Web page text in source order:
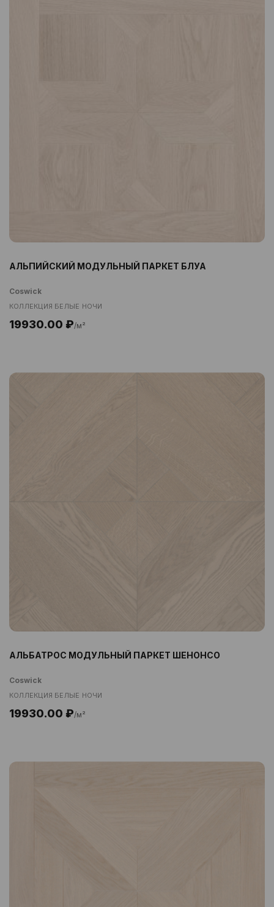
АЛЬПИЙСКИЙ МОДУЛЬНЫЙ ПАРКЕТ БЛУА
Coswick
КОЛЛЕКЦИЯ БЕЛЫЕ НОЧИ
19930.00 ₽/м²
АЛЬБАТРОС МОДУЛЬНЫЙ ПАРКЕТ ШЕНОНСО
Coswick
КОЛЛЕКЦИЯ БЕЛЫЕ НОЧИ
19930.00 ₽/м²